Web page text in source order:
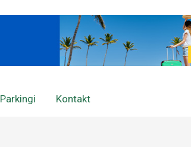
Parkingi Kontakt